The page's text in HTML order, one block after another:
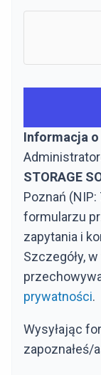
Informacja
STORAGE
Poznań
formularzu
zapytania i
Szczegóły,
prywatności.
Wysyłając
zapoznałeś/